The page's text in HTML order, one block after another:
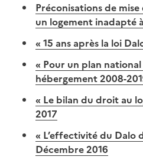
Préconisations de
un logement inadapté
« 15 ans après la loi
« Pour un plan
hébergement 2008-
« Le bilan du droit au
2017
« L’effectivité du Dalo
Décembre 2016